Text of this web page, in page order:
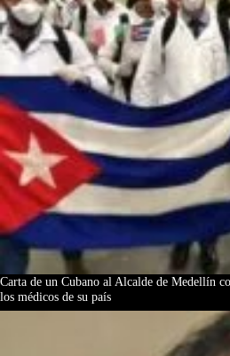
Carta de un Cubano al Alcalde de Medellín
los médicos de su país